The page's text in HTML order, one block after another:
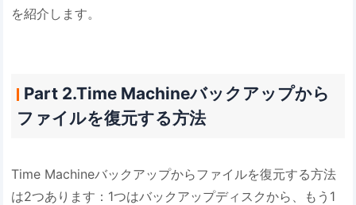
を紹介します。
Part 2.Time Machineバックアップから
ファイルを復元する方法
Time Machineバックアップからファイルを復元する方法
は2つあります：1つはバックアップディスクから、もう1